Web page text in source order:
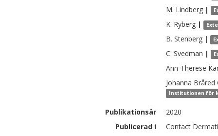
M. Lindberg |
K. Ryberg |
B. Stenberg |
C. Svedman |
Ann-Therese
Johanna Bråred
Institutionen för
Publikationsår
2020
Publicerad i
Contact